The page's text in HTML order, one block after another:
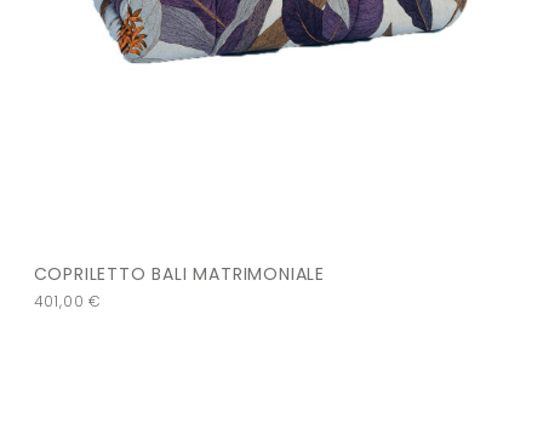
COPRILETTO BALI MATRIMONIALE
401,00€